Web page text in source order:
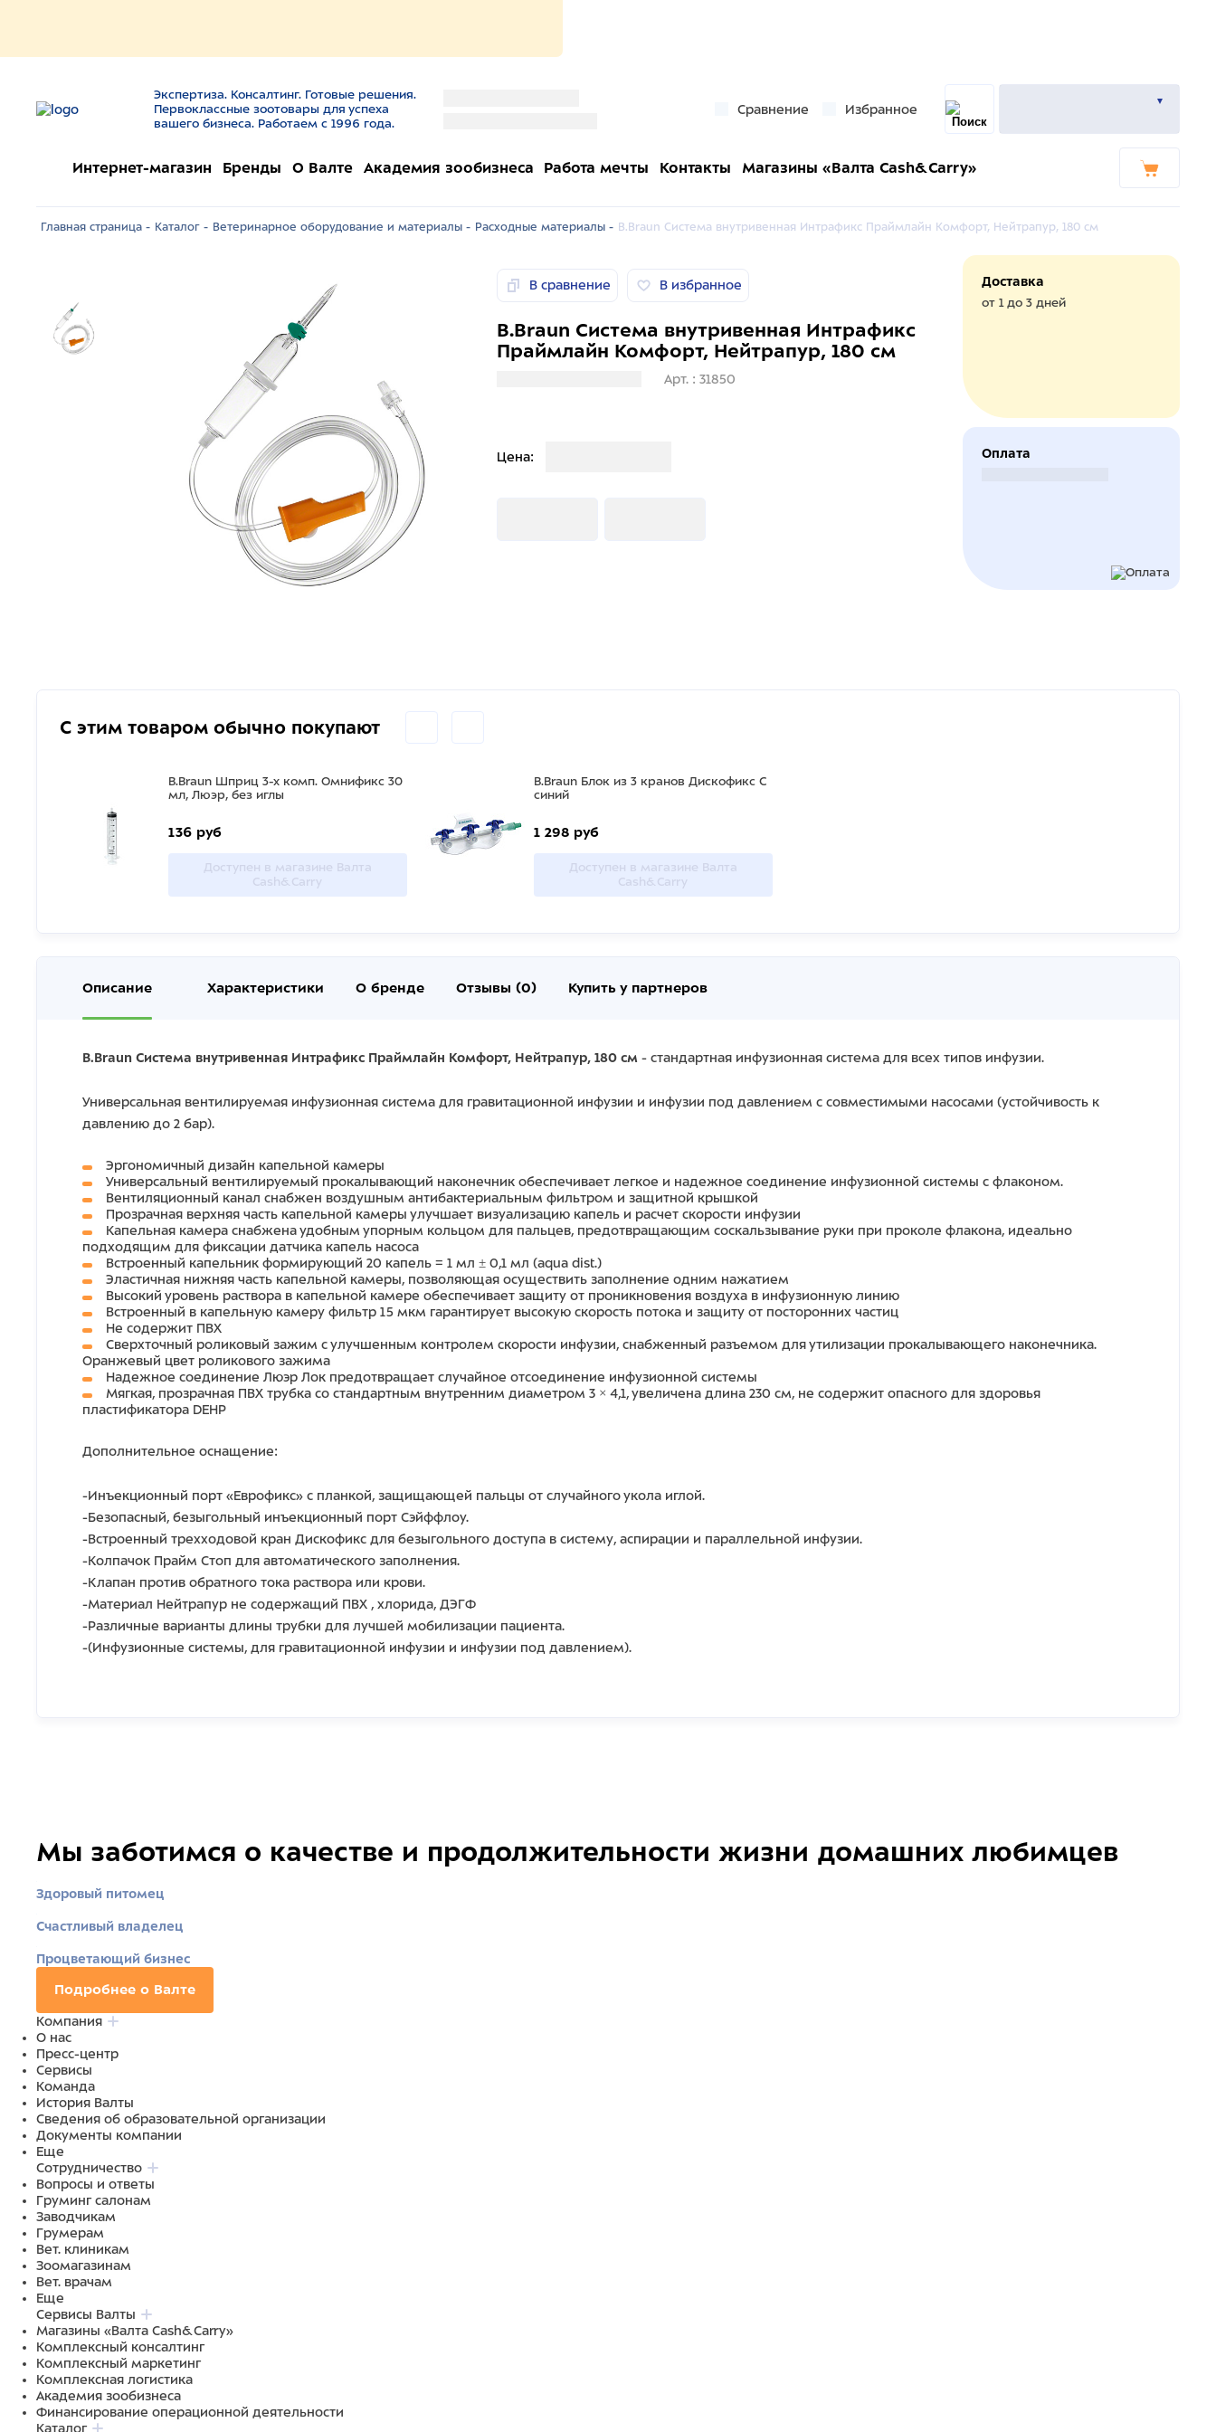
Экспертиза. Консалтинг. Готовые решения.
Первоклассные зоотовары для успеха
вашего бизнеса. Работаем с 1996 года.
Сравнение Избранное
Интернет-магазин Бренды О Валте Академия зообизнеса Работа мечты Контакты Магазины «Валта Cash&Carry»
Главная страница - Каталог - Ветеринарное оборудование и материалы - Расходные материалы - B.Braun Система внутривенная Интрафикс Праймлайн Комфорт, Нейтрапур, 180 см
В сравнение В избранное
B.Braun Система внутривенная Интрафикс
Праймлайн Комфорт, Нейтрапур, 180 см
Арт. : 31850
Цена:
Доставка
от 1 до 3 дней
Оплата
С этим товаром обычно покупают
B.Braun Шприц 3-х комп. Омнификс 30
мл, Люэр, без иглы
136 руб
Доступен в магазине Валта
Cash&Carry
B.Braun Блок из 3 кранов Дискофикс С
синий
1 298 руб
Доступен в магазине Валта
Cash&Carry
Описание Характеристики О бренде Отзывы (0) Купить у партнеров
B.Braun Система внутривенная Интрафикс Праймлайн Комфорт, Нейтрапур, 180 см - стандартная инфузионная система для всех типов инфузии.
Универсальная вентилируемая инфузионная система для гравитационной инфузии и инфузии под давлением с совместимыми насосами (устойчивость к
давлению до 2 бар).
Эргономичный дизайн капельной камеры
Универсальный вентилируемый прокалывающий наконечник обеспечивает легкое и надежное соединение инфузионной системы с флаконом.
Вентиляционный канал снабжен воздушным антибактериальным фильтром и защитной крышкой
Прозрачная верхняя часть капельной камеры улучшает визуализацию капель и расчет скорости инфузии
Капельная камера снабжена удобным упорным кольцом для пальцев, предотвращающим соскальзывание руки при проколе флакона, идеально
подходящим для фиксации датчика капель насоса
Встроенный капельник формирующий 20 капель = 1 мл ± 0,1 мл (aqua dist.)
Эластичная нижняя часть капельной камеры, позволяющая осуществить заполнение одним нажатием
Высокий уровень раствора в капельной камере обеспечивает защиту от проникновения воздуха в инфузионную линию
Встроенный в капельную камеру фильтр 15 мкм гарантирует высокую скорость потока и защиту от посторонних частиц
Не содержит ПВХ
Сверхточный роликовый зажим с улучшенным контролем скорости инфузии, снабженный разъемом для утилизации прокалывающего наконечника.
Оранжевый цвет роликового зажима
Надежное соединение Люэр Лок предотвращает случайное отсоединение инфузионной системы
Мягкая, прозрачная ПВХ трубка со стандартным внутренним диаметром 3 × 4,1, увеличена длина 230 см, не содержит опасного для здоровья
пластификатора DEHP
Дополнительное оснащение:
-Инъекционный порт «Еврофикс» с планкой, защищающей пальцы от случайного укола иглой.
-Безопасный, безыгольный инъекционный порт Сэйффлоу.
-Встроенный трехходовой кран Дискофикс для безыгольного доступа в систему, аспирации и параллельной инфузии.
-Колпачок Прайм Стоп для автоматического заполнения.
-Клапан против обратного тока раствора или крови.
-Материал Нейтрапур не содержащий ПВХ , хлорида, ДЭГФ
-Различные варианты длины трубки для лучшей мобилизации пациента.
-(Инфузионные системы, для гравитационной инфузии и инфузии под давлением).
Мы заботимся о качестве и продолжительности жизни домашних любимцев
Здоровый питомец
Счастливый владелец
Процветающий бизнес
Подробнее о Валте
Компания
О нас
Пресс-центр
Сервисы
Команда
История Валты
Сведения об образовательной организации
Документы компании
Еще
Сотрудничество
Вопросы и ответы
Груминг салонам
Заводчикам
Грумерам
Вет. клиникам
Зоомагазинам
Вет. врачам
Еще
Сервисы Валты
Магазины «Валта Cash&Carry»
Комплексный консалтинг
Комплексный маркетинг
Комплексная логистика
Академия зообизнеса
Финансирование операционной деятельности
Каталог